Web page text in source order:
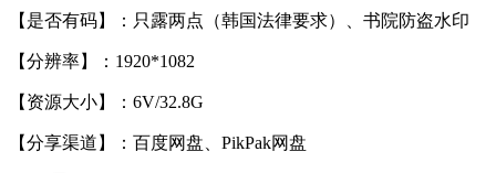
【是否有码】：只露两点（韩国法律要求）、书院防盗水印
【分辨率】：1920*1082
【资源大小】：6V/32.8G
【分享渠道】：百度网盘、PikPak网盘